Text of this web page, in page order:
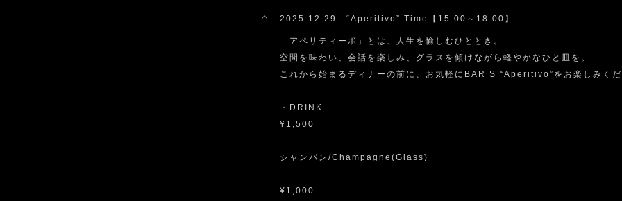
2025.12.29 “Aperitivo” Time【15:00～18:00】
「アペリティーボ」とは、人生を愉しむひととき。
空間を味わい、会話を楽しみ、グラスを傾けながら軽やかなひと皿を。
これから始まるディナーの前に、お気軽にBAR S “Aperitivo”をお楽しみく
・DRINK
¥1,500
シャンパン/Champagne(Glass)
¥1,000